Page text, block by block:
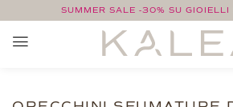
SUMMER SALE -30% SU GIOIELLI